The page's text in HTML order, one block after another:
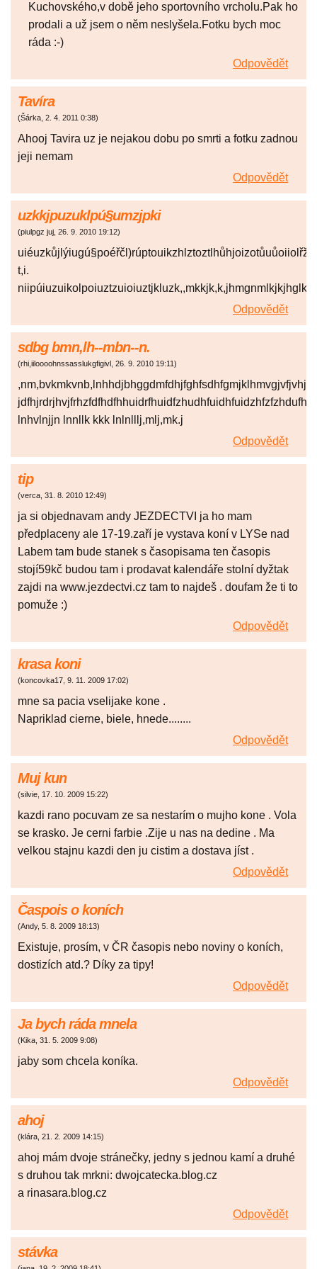
Kuchovského,v době jeho sportovního vrcholu.Pak ho
prodali a už jsem o něm neslyšela.Fotku bych moc
ráda :-)
Odpovědět
Tavíra
(Šárka, 2. 4. 2011 0:38)
Ahooj Tavira uz je nejakou dobu po smrti a fotku zadnou
jeji nemam
Odpovědět
uzkkjpuzuklpú§umzjpki
(piulpgz juj, 26. 9. 2010 19:12)
t,i.
Odpovědět
sdbg bmn,lh--mbn--n.
(rhi,iiloooohnssasslukgfigivl , 26. 9. 2010 19:11)
lnhvlnjjn lnnllk kkk lnlnlllj,mlj,mk.j
Odpovědět
tip
(verca, 31. 8. 2010 12:49)
ja si objednavam andy JEZDECTVI ja ho mam
předplaceny ale 17-19.zaří je vystava koní v LYSe nad
Labem tam bude stanek s časopisama ten časopis
stojí59kč budou tam i prodavat kalendáře stolní dyžtak
zajdi na www.jezdectvi.cz tam to najdeš . doufam že ti to
pomuže :)
Odpovědět
krasa koni
(koncovka17, 9. 11. 2009 17:02)
mne sa pacia vselijake kone .
Napriklad cierne, biele, hnede........
Odpovědět
Muj kun
(silvie, 17. 10. 2009 15:22)
kazdi rano pocuvam ze sa nestarím o mujho kone . Vola
se krasko. Je cerni farbie .Zije u nas na dedine . Ma
velkou stajnu kazdi den ju cistim a dostava jíst .
Odpovědět
Časpois o koních
(Andy, 5. 8. 2009 18:13)
Existuje, prosím, v ČR časopis nebo noviny o koních,
dostizích atd.? Díky za tipy!
Odpovědět
Ja bych ráda mnela
(Kika, 31. 5. 2009 9:08)
jaby som chcela koníka.
Odpovědět
ahoj
(klára, 21. 2. 2009 14:15)
ahoj mám dvoje stránečky, jedny s jednou kamí a druhé
s druhou tak mrkni: dwojcatecka.blog.cz
a rinasara.blog.cz
Odpovědět
stávka